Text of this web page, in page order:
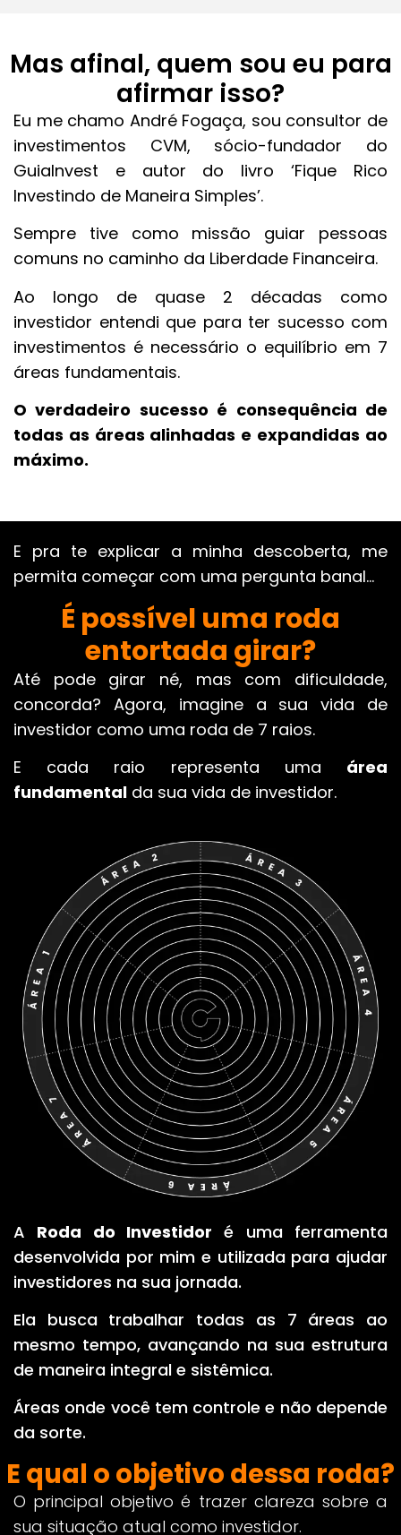
Mas afinal, quem sou eu para
afirmar isso?
Eu me chamo André Fogaça, sou consultor de
investimentos CVM, sócio-fundador do
GuiaInvest e autor do livro ‘Fique Rico
Investindo de Maneira Simples’.
Sempre tive como missão guiar pessoas
comuns no caminho da Liberdade Financeira.
Ao longo de quase 2 décadas como
investidor entendi que para ter sucesso com
investimentos é necessário o equilíbrio em 7
áreas fundamentais.
O verdadeiro sucesso é consequência de
todas as áreas alinhadas e expandidas ao
máximo.
E pra te explicar a minha descoberta, me
permita começar com uma pergunta banal…
É possível uma roda
entortada girar?
Até pode girar né, mas com dificuldade,
concorda? Agora, imagine a sua vida de
investidor como uma roda de 7 raios.
E cada raio representa uma área
fundamental da sua vida de investidor.
A Roda do Investidor é uma ferramenta
desenvolvida por mim e utilizada para ajudar
investidores na sua jornada.
Ela busca trabalhar todas as 7 áreas ao
mesmo tempo, avançando na sua estrutura
de maneira integral e sistêmica.
Áreas onde você tem controle e não depende
da sorte.
E qual o objetivo dessa roda?
O principal objetivo é trazer clareza sobre a
sua situação atual como investidor.